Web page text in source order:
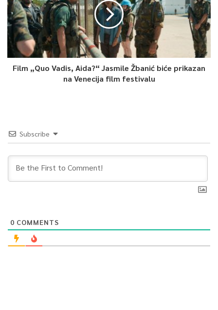
Film „Quo Vadis, Aida?“ Jasmile Žbanić biće prikazan
na Venecija film festivalu
Subscribe
0 COMMENTS